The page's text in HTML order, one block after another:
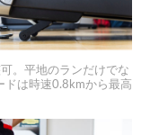
。平地のランだけでな
ドは時速0.8kmから最高